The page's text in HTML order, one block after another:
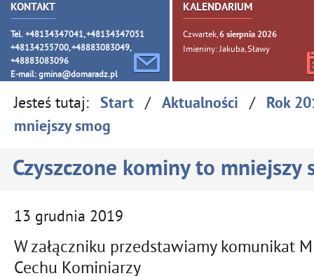
KONTAKT
Tel. +48134347041, +48134347051
+48134255700, +48883083049,
+48883083096
E-mail: gmina@domaradz.pl
KALENDARIUM
Czwartek, 6sierpnia 2026
Imieniny: Jakuba, Sławy
Jesteś tutaj: Start / Aktualności / Rok
mniejszy smog
Czyszczone kominy to mniejszy
13 grudnia 2019
W załączniku przedstawiamy komunikat
Cechu Kominiarzy